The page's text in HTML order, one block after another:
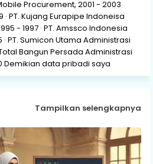
Procurement, 2001 - 2003
· PT. Kujang Eurapipe Indoneisa
- 1997 · PT. Amssco Indonesia
· PT. Sumicon Utama Administrasi
Total Bangun Persada Administrasi
Demikian data pribadi saya
Tampilkan selengkapnya